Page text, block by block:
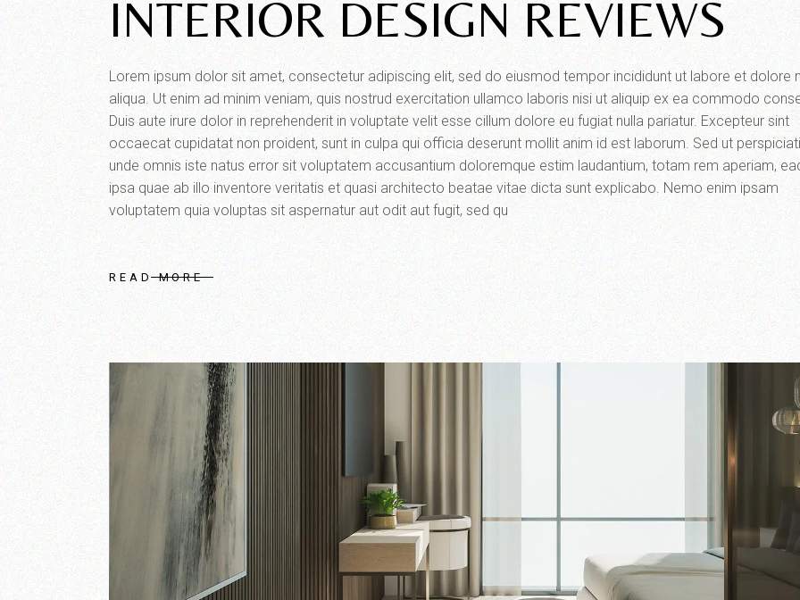
INTERIOR DESIGN REVIEWS
Lorem ipsum dolor sit amet, consectetur adipiscing elit, sed do eiusmod tempor incididunt ut labore et dolore
aliqua. Ut enim ad minim veniam, quis nostrud exercitation ullamco laboris nisi ut aliquip ex ea commodo
Duis aute irure dolor in reprehenderit in voluptate velit esse cillum dolore eu fugiat nulla pariatur. Excepteur sint
occaecat cupidatat non proident, sunt in culpa qui officia deserunt mollit anim id est laborum. Sed ut
unde omnis iste natus error sit voluptatem accusantium doloremque estim laudantium, totam rem aperiam,
ipsa quae ab illo inventore veritatis et quasi architecto beatae vitae dicta sunt explicabo. Nemo enim ipsam
voluptatem quia voluptas sit aspernatur aut odit aut fugit, sed qu
READ MORE